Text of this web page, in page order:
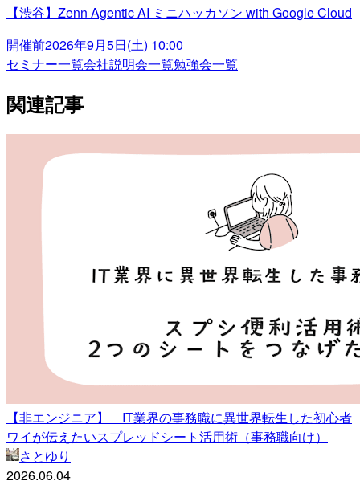
【渋谷】Zenn Agentic AI ミニハッカソン with Google Cloud
開催前2026年9月5日(土) 10:00
セミナー一覧会社説明会一覧勉強会一覧
関連記事
【非エンジニア】 IT業界の事務職に異世界転生した初心者
ワイが伝えたいスプレッドシート活用術（事務職向け）
さとゆり
2026.06.04